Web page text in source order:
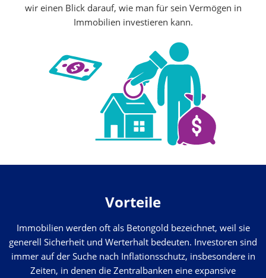
wir einen Blick darauf, wie man für sein Vermögen in
Immobilien investieren kann.
Vorteile
Immobilien werden oft als Betongold bezeichnet, weil sie
generell Sicherheit und Werterhalt bedeuten. Investoren sind
immer auf der Suche nach Inflationsschutz, insbesondere in
Zeiten, in denen die Zentralbanken eine expansive